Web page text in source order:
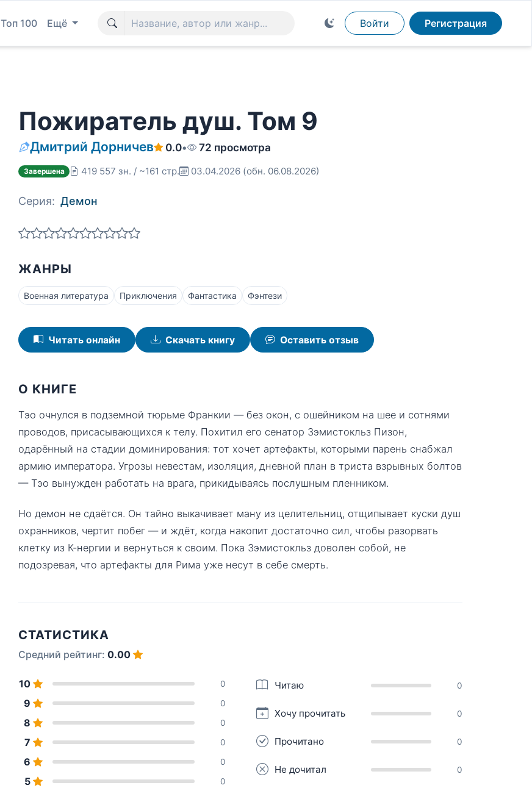
Топ 100 Ещё Войти Регистрация
Пожиратель душ. Том 9
Дмитрий Дорничев 0.0• 72 просмотра
Завершена 419 557 зн. / ~161 стр. 03.04.2026 (обн. 06.08.2026)
Серия: Демон
ЖАНРЫ
Военная литература Приключения Фантастика Фэнтези
Читать онлайн Скачать книгу Оставить отзыв
О КНИГЕ
Тэо очнулся в подземной тюрьме Франкии — без окон, с ошейником на шее и сотнями
проводов, присасывающихся к телу. Похитил его сенатор Зэмистокльз Пизон,
одарённый на стадии доминирования: тот хочет артефакты, которыми парень снабжал
армию императора. Угрозы невестам, изоляция, дневной план в триста взрывных болтов
— Тэо вынужден работать на врага, прикидываясь послушным пленником.
Но демон не сдаётся. Он тайно выкачивает ману из целительниц, отщипывает куски душ
охранников, чертит побег — и ждёт, когда накопит достаточно сил, чтобы разорвать
клетку из К-нергии и вернуться к своим. Пока Зэмистокльз доволен собой, не
подозревая, что артефакты для Рима уже несут в себе смерть.
СТАТИСТИКА
Средний рейтинг: 0.00
10 0
9 0
8 0
7 0
6 0
5 0
Читаю 0
Хочу прочитать 0
Прочитано 0
Не дочитал 0